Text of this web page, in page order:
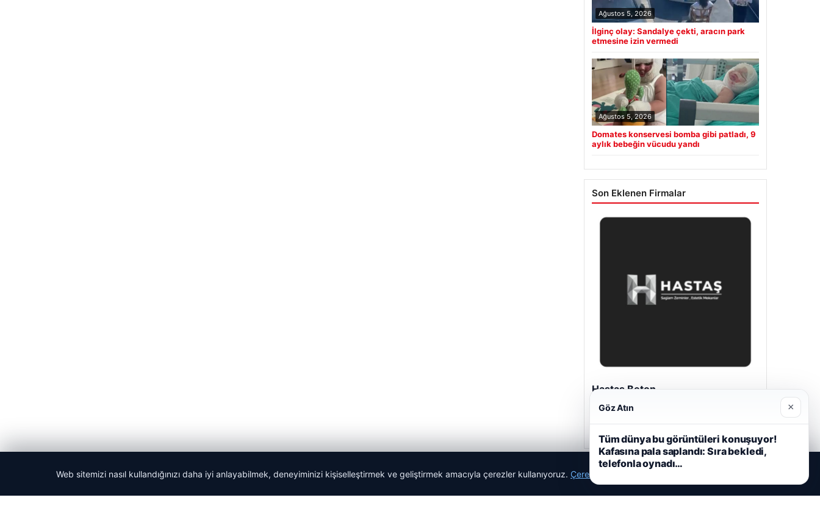
Ağustos 5, 2026
İlginç olay: Sandalye çekti, aracın park
etmesine izin vermedi
Ağustos 5, 2026
Domates konservesi bomba gibi patladı, 9
aylık bebeğin vücudu yandı
Son Eklenen Firmalar
Hastaş Beton
Mayıs 26, 2026
Web sitemizi nasıl kullandığınızı daha iyi anlayabilmek, deneyiminizi kişiselleştirmek ve geliştirmek amacıyla çerezler kullanıyoruz. Çerez Politikamız
Göz Atın ×
Tüm dünya bu görüntüleri konuşuyor!
Kafasına pala saplandı: Sıra bekledi,
telefonla oynadı…